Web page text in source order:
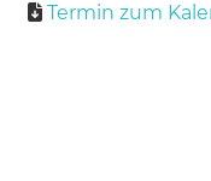
Termin zum